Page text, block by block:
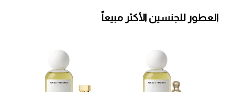
العطور للجنسين الأكثر مبيعاً